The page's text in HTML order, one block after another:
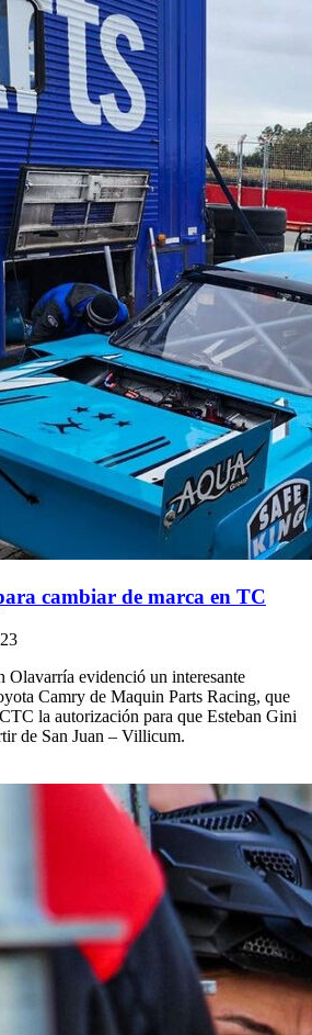
cambiar de marca en TC
Olavarría evidenció un interesante
Camry de Maquin Parts Racing, que
la autorización para que Esteban Gini
de San Juan – Villicum.